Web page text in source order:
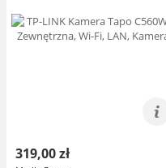
319,00 zł